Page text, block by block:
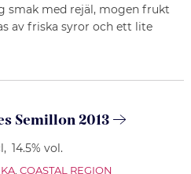
smak med rejäl, mogen frukt
av friska syror och ett lite
Semillon 2013
, 14.5% vol.
, COASTAL REGION